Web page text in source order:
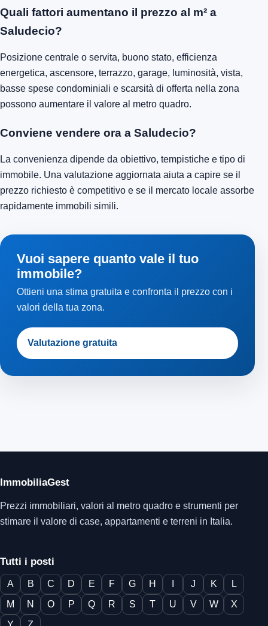
Quali fattori aumentano il prezzo al m² a
Saludecio?
Posizione centrale o servita, buono stato, efficienza
energetica, ascensore, terrazzo, garage, luminosità, vista,
basse spese condominiali e scarsità di offerta nella zona
possono aumentare il valore al metro quadro.
Conviene vendere ora a Saludecio?
La convenienza dipende da obiettivo, tempistiche e tipo di
immobile. Una valutazione aggiornata aiuta a capire se il
prezzo richiesto è competitivo e se il mercato locale assorbe
rapidamente immobili simili.
Vuoi sapere quanto vale il tuo
immobile?
Ottieni una stima gratuita e confronta il prezzo con i
valori della tua zona.
Valutazione gratuita
ImmobiliaGest
Prezzi immobiliari, valori al metro quadro e strumenti per
stimare il valore di case, appartamenti e terreni in Italia.
Tutti i posti
A B C D E F G H J K
L
M
N O P Q R S T U V W
X